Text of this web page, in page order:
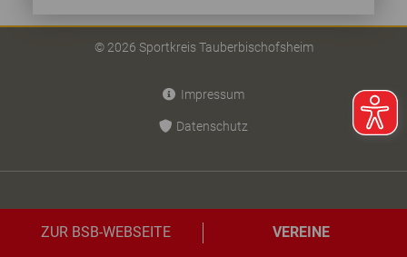
ZUR BSB-WEBSEITE VEREINE
© 2026 Sportkreis Tauberbischofsheim
Impressum
Datenschutz